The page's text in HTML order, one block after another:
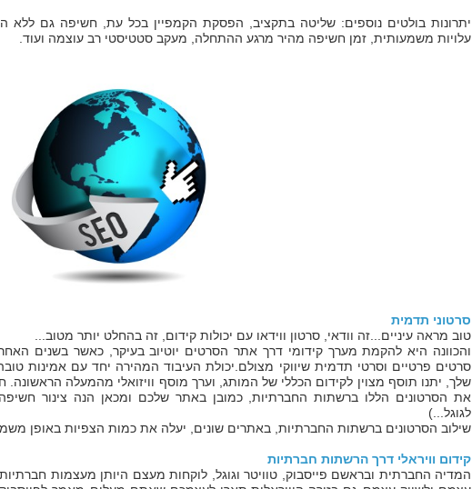
יתרונות בולטים נוספים: שליטה בתקציב, הפסקת הקמפיין בכל עת, חשיפה גם ללא
עלויות משמעותית, זמן חשיפה מהיר מרגע ההתחלה, מעקב סטטיסטי רב עוצמה ועוד.
סרטוני תדמית
טוב מראה עיניים...זה וודאי, סרטון ווידאו עם יכולות קידום, זה בהחלט יותר מטוב...
והכוונה היא להקמת מערך קידומי דרך אתר הסרטים יוטיוב בעיקר, כאשר בשנים
סרטים פרטיים וסרטי תדמית שיווקי מצולם.יכולת העיבוד המהירה יחד עם אמינות
שלך, יתנו תוסף מצוין לקידום הכללי של המותג, וערך מוסף וויזואלי מהמעלה
את הסרטונים הללו ברשתות החברתיות, כמובן באתר שלכם ומכאן הנה צינור
לגוגל...)
שילוב הסרטונים ברשתות החברתיות, באתרים שונים, יעלה את כמות הצפיות באופן
קידום וויראלי דרך הרשתות חברתיות
המדיה החברתית ובראשם פייסבוק, טוויטר וגוגל, לוקחות מעצם היותן מעצמות